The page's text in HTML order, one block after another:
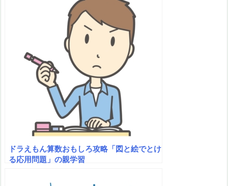
ドラえもん算数おもしろ攻略「図と絵でとけ
る応用問題」の親学習